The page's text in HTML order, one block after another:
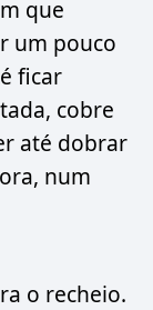
que
um pouco
ficar
cobre
até dobrar
num
o recheio.